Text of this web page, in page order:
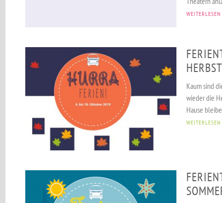
WEITERLESEN
Kaum sind
wieder die
Hause
WEITERLESEN